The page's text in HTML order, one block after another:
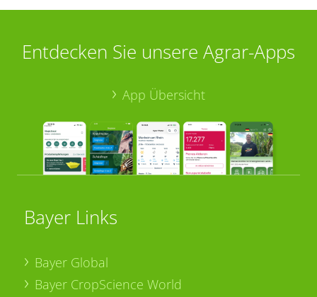
Entdecken Sie unsere Agrar-Apps
App Übersicht
Bayer Links
Bayer Global
Bayer CropScience World